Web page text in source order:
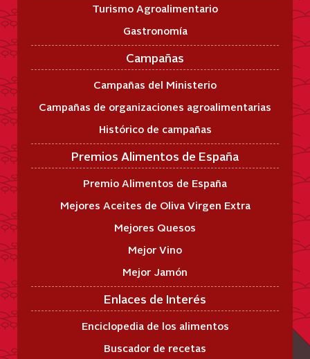
Turismo Agroalimentario
Gastronomía
Campañas
Campañas del Ministerio
Campañas de organizaciones agroalimentarias
Histórico de campañas
Premios Alimentos de España
Premio Alimentos de España
Mejores Aceites de Oliva Virgen Extra
Mejores Quesos
Mejor Vino
Mejor Jamón
Enlaces de Interés
Enciclopedia de los alimentos
Buscador de recetas